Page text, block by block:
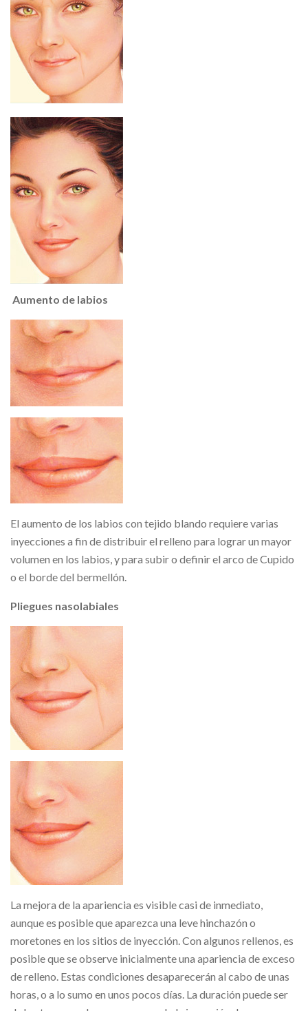
Aumento de labios
El aumento de los labios con tejido blando requiere varias
inyecciones a fin de distribuir el relleno para lograr un mayor
volumen en los labios, y para subir o definir el arco de Cupido
o el borde del bermellón.
Pliegues nasolabiales
La mejora de la apariencia es visible casi de inmediato,
aunque es posible que aparezca una leve hinchazón o
moretones en los sitios de inyección. Con algunos rellenos, es
posible que se observe inicialmente una apariencia de exceso
de relleno. Estas condiciones desaparecerán al cabo de unas
horas, o a lo sumo en unos pocos días. La duración puede ser